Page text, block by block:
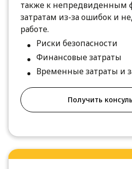
также к непредвиденным
затратам из-за ошибок и
работе.
Риски безопасности
Финансовые затраты
Временные затраты и
Получить